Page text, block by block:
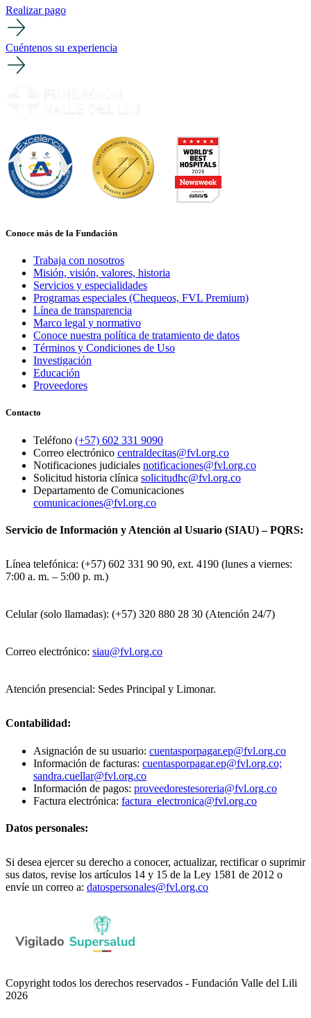
Realizar pago
Cuéntenos su experiencia
Conoce más de la Fundación
Trabaja con nosotros
Misión, visión, valores, historia
Servicios y especialidades
Programas especiales (Chequeos, FVL Premium)
Línea de transparencia
Marco legal y normativo
Conoce nuestra política de tratamiento de datos
Términos y Condiciones de Uso
Investigación
Educación
Proveedores
Contacto
Teléfono (+57) 602 331 9090
Correo electrónico centraldecitas@fvl.org.co
Notificaciones judiciales notificaciones@fvl.org.co
Solicitud historia clínica solicitudhc@fvl.org.co
Departamento de Comunicaciones
comunicaciones@fvl.org.co
Servicio de Información y Atención al Usuario (SIAU) – PQRS:
Línea telefónica: (+57) 602 331 90 90, ext. 4190 (lunes a viernes:
7:00 a. m. – 5:00 p. m.)
Celular (solo llamadas): (+57) 320 880 28 30 (Atención 24/7)
Correo electrónico: siau@fvl.org.co
Atención presencial: Sedes Principal y Limonar.
Contabilidad:
Asignación de su usuario: cuentasporpagar.ep@fvl.org.co
Información de facturas: cuentasporpagar.ep@fvl.org.co;
sandra.cuellar@fvl.org.co
Información de pagos: proveedorestesoreria@fvl.org.co
Factura electrónica: factura_electronica@fvl.org.co
Datos personales:
Si desea ejercer su derecho a conocer, actualizar, rectificar o suprimir
sus datos, revise los artículos 14 y 15 de la Ley 1581 de 2012 o
envíe un correo a: datospersonales@fvl.org.co
Copyright todos los derechos reservados - Fundación Valle del Lili
2026